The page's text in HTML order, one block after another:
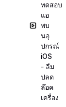
ทดสอบ
แอ
พบ
นอุ
ปกรณ์
iOS
- ลืม
ปลด
ล๊อค
เครื่อง